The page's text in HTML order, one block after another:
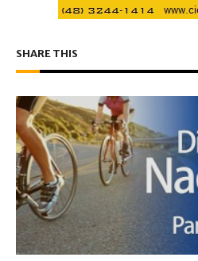
SHARE THIS